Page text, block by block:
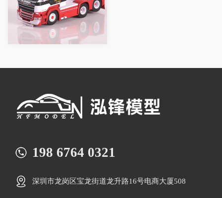
198 6764 0321
深圳市龙岗区宝龙街道龙升路16号电商大厦508